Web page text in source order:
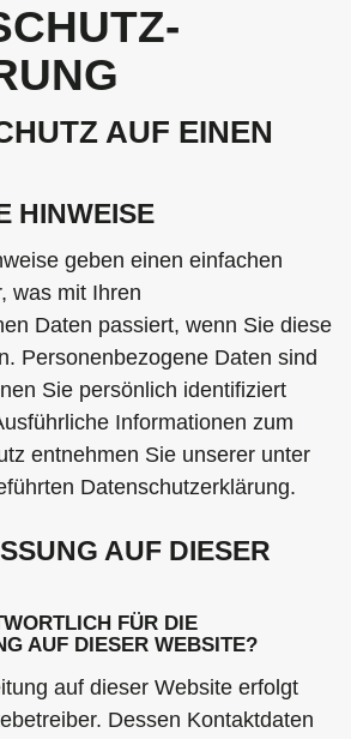
AUF EINEN
HINWEISE
geben einen einfachen
was mit Ihren
Daten passiert, wenn Sie diese
Personenbezogene Daten sind
Sie persönlich identifiziert
Informationen zum
entnehmen Sie unserer unter
Datenschutzerklärung.
AUF DIESER
FÜR DIE
AUF DIESER WEBSITE?
auf dieser Website erfolgt
Dessen Kontaktdaten